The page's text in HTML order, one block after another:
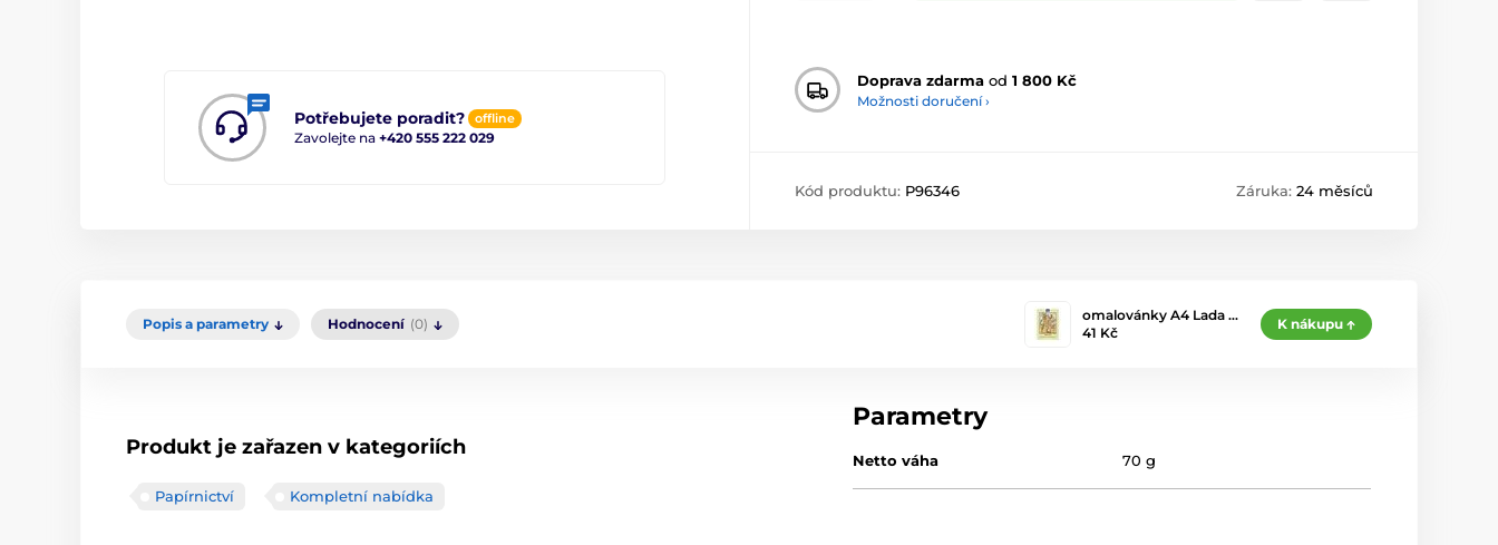
Potřebujete poradit? offline
Zavolejte na +420 555 222 029
Doprava zdarma od 1 800 Kč
Možnosti doručení ›
Kód produktu: P96346 Záruka: 24 měsíců
Popis a parametry Hodnocení (0)
omalovánky A4 Lada …
41 Kč
K nákupu
Produkt je zařazen v kategoriích
Papírnictví Kompletní nabídka
Parametry
Netto váha 70 g